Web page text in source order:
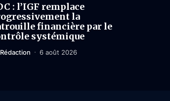
: l’IGF remplace
la
financière par le
systémique
Rédaction 6 août 2026